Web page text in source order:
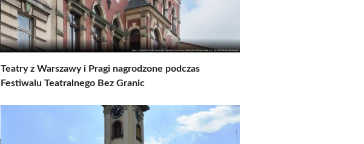
Teatry z Warszawy i Pragi nagrodzone podczas
Festiwalu Teatralnego Bez Granic